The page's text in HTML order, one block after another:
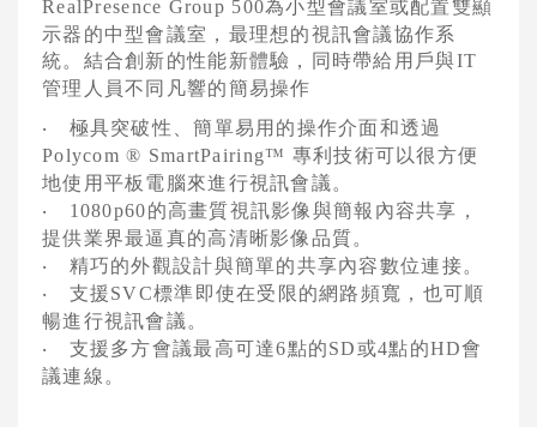
POLYCOM 電話會議
POLYCOM HDX系列
POLYCOM 行動視訊
POLYCOM 視訊應用軟體
POLYCOM 視訊電話
POLYCOM CX系列
POLYCOM 網真視訊系列
POLYCOM 多點會議橋接平台
RealPresence Group 500為小型會議室或配置雙顯
示器的中型會議室，最理想的視訊會議協作系
統。結合創新的性能新體驗，同時帶給用戶與IT
管理人員不同凡響的簡易操作
‧ 極具突破性、簡單易用的操作介面和透過
Polycom ® SmartPairing™ 專利技術可以很方便
地使用平板電腦來進行視訊會議。
‧ 1080p60的高畫質視訊影像與簡報內容共享，
提供業界最逼真的高清晰影像品質。
‧ 精巧的外觀設計與簡單的共享內容數位連接。
‧ 支援SVC標準即使在受限的網路頻寬，也可順
暢進行視訊會議。
‧ 支援多方會議最高可達6點的SD或4點的HD會
議連線。